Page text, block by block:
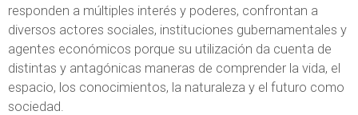
responden a múltiples interés y poderes, confrontan a
diversos actores sociales, instituciones gubernamentales y
agentes económicos porque su utilización da cuenta de
distintas y antagónicas maneras de comprender la vida, el
espacio, los conocimientos, la naturaleza y el futuro como
sociedad.